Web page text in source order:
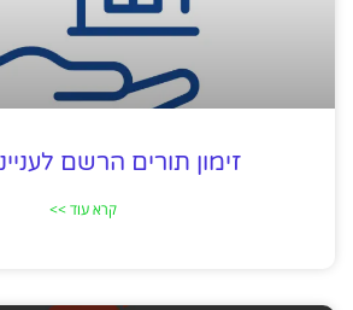
זימון תורים הרשם
קרא עוד >>